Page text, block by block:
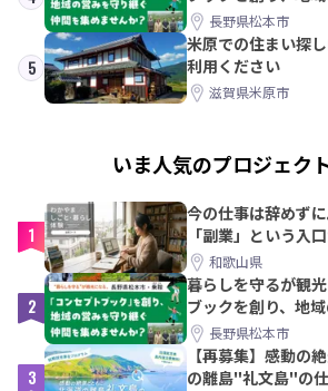
間を集めませんか？
長野県松本市
5
米原での住まい探
利用ください
滋賀県米原市
いま人気のプロジェク
1
今の仕事は辞めず
「副業」という入
和歌山県
2
暮らしを守るが観
ブックを創り、地
間を集めませんか？
長野県松本市
3
【再募集】感動の
の離島"礼文島"の